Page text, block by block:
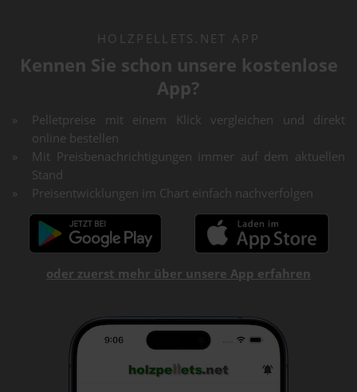
HOLZPELLETS.NET APP
Kennen Sie schon unsere kostenlose
App?
Pelletpreise mit einem Klick vergleichen und direkt
online bestellen
Mit Preisbenachrichtigungen immer auf dem aktuellen
Stand
Preisentwicklungen im Chart einfach nachverfolgen
oder zuerst mehr über unsere App erfahren